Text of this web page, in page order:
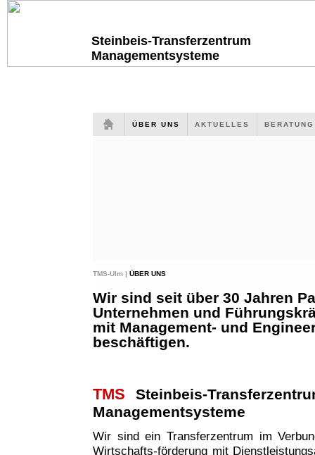
Steinbeis-Transferzentrum
Managementsysteme
ÜBER UNS AKTUELLES
TMS-Ulm | ÜBER UNS
Wir sind seit über 30 Jahren
Unternehmen und
mit Management- und
beschäftigen.
TMS
Steinbeis-
Managementsysteme
Wir sind ein Transferzentrum im
Wirtschafts-förderung mit